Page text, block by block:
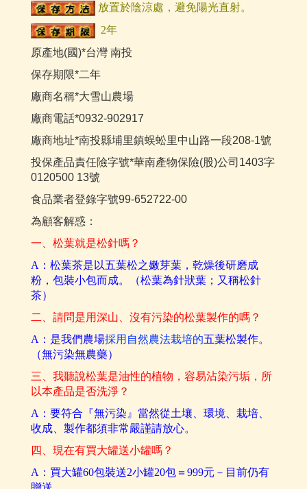
放置於陰涼處，避免陽光直射。
2年
原產地(國)*台灣 南投
保存期限*二年
廠商名稱*大雪山農場
廠商電話*0932-902917
廠商地址*南投縣埔里鎮蜈蚣里中山路一段208-1號
投保產品責任險字號*華南產物保險(股)公司1403字
0120500 13號
食品業者登錄字號99-652722-00
為顧客解惑：
一、松葉就是松針嗎？
A ：松葉茶是以五葉松之嫩芽葉，乾燥後研磨成
粉，包裝小包而成。（松葉為針狀葉；又稱松針
茶）
二、請問是用深山、沒有污染的松葉製作的嗎？
A ：是我們農場採用自然農法栽培的五葉松製作。
（無污染無農藥）
三 、我聽說松葉是油性的植物，容易沾染污垢，所
以本產品是否洗淨？
A ：要符合『無污染』當然從土壤、環境、栽培、
收成、製作都須非常嚴謹請放心。
四
、現在有買大罐送小罐嗎？
A ：買大罐60包裝送2小罐20包＝ 999元－目前仍有